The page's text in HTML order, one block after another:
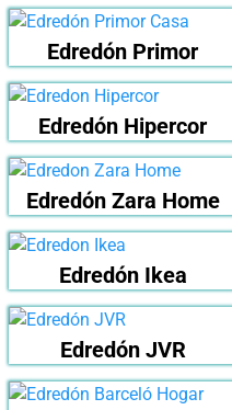
Edredón Primor
Edredón Hipercor
Edredón Zara Home
Edredón Ikea
Edredón JVR